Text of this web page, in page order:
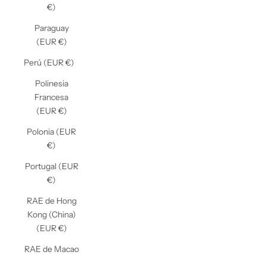
€)
Paraguay
(EUR €)
Perú (EUR €)
Polinesia
Francesa
(EUR €)
Polonia (EUR
€)
Portugal (EUR
€)
RAE de Hong
Kong (China)
(EUR €)
RAE de Macao